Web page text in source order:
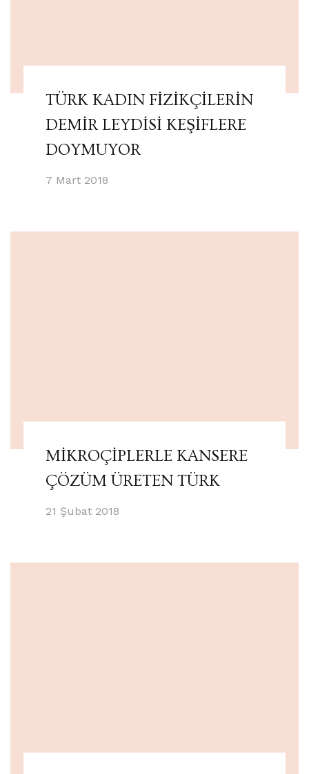
TÜRK KADIN FİZİKÇİLERİN
DEMİR LEYDİSİ KEŞİFLERE
DOYMUYOR
7 Mart 2018
MİKROÇİPLERLE KANSERE
ÇÖZÜM ÜRETEN TÜRK
21 Şubat 2018